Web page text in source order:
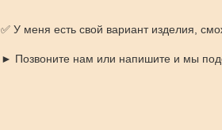
✅ У меня есть свой вариант изделия,
► Позвоните нам или напишите и мы